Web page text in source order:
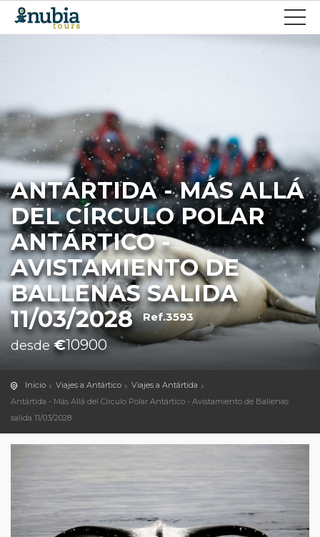
ANTÁRTIDA - MÁS ALLÁ
DEL CÍRCULO POLAR
ANTÁRTICO -
AVISTAMIENTO DE
BALLENAS SALIDA
11/03/2028 Ref.3593
desde€10900
Inicio Viajes a Antártico
Viajes a Antártida
Antártida - Más Allá del Círculo Polar Antártico - Avistamiento de Ballenas
salida 11/03/2028